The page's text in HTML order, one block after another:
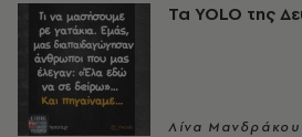
Τα YOLO της
Λίνα Μανδράκου